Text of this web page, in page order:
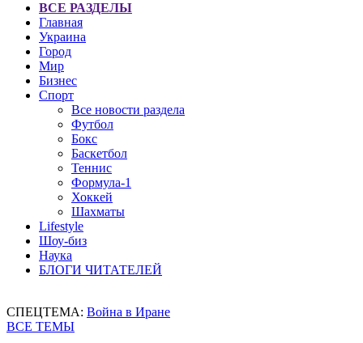
ВСЕ РАЗДЕЛЫ
Главная
Украина
Город
Мир
Бизнес
Спорт
Все новости раздела
Футбол
Бокс
Баскетбол
Теннис
Формула-1
Хоккей
Шахматы
Lifestyle
Шоу-биз
Наука
БЛОГИ ЧИТАТЕЛЕЙ
СПЕЦТЕМА: Война в Иране
ВСЕ ТЕМЫ